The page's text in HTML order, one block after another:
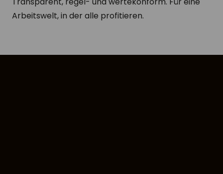
Arbeitswelt, in der alle profitieren.